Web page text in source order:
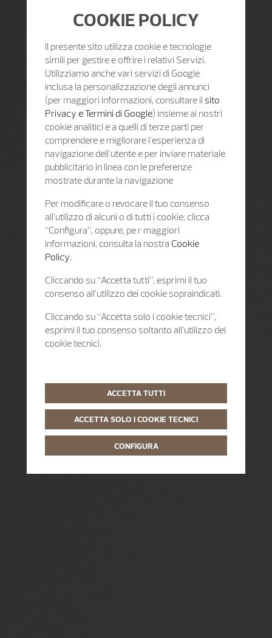
COOKIE POLICY
Il presente sito utilizza cookie e tecnologie
simili per gestire e offrire i relativi Servizi.
Utilizziamo anche vari servizi di Google
inclusa la personalizzazione degli annunci
(per maggiori informazioni, consultare il sito
Privacy e Termini di Google) insieme ai nostri
cookie analitici e a quelli di terze parti per
comprendere e migliorare l'esperienza di
navigazione dell'utente e per inviare materiale
pubblicitario in linea con le preferenze
mostrate durante la navigazione
Per modificare o revocare il tuo consenso
all’utilizzo di alcuni o di tutti i cookie, clicca
“Configura”, oppure, pe r maggiori
informazioni, consulta la nostra Cookie
Policy.
Cliccando su “Accetta tutti”, esprimi il tuo
consenso all’utilizzo dei cookie sopraindicati.
Cliccando su “Accetta solo i cookie tecnici”,
esprimi il tuo consenso soltanto all’utilizzo dei
cookie tecnici.
ACCETTA TUTTI
ACCETTA SOLO I COOKIE TECNICI
CONFIGURA